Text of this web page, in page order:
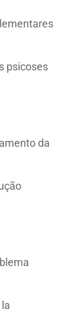
psicoses
da